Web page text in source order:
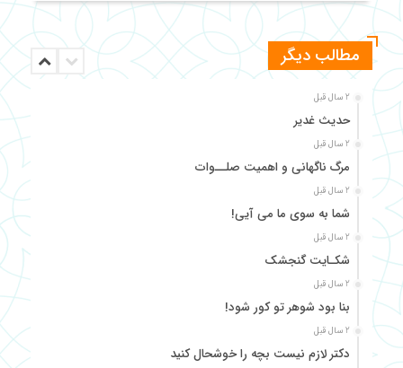
مطالب دیگر
2 سال قبل
حدیث غدیر
2 سال قبل
مرگ ناگهانی و اهمیت صلــوات
2 سال قبل
شما به سوی ما می آیی!
2 سال قبل
شکـایت گنجشک
2 سال قبل
بنا بود شوهر تو کور شود!
2 سال قبل
دکتر لازم نیست بچه را خوشحال کنید